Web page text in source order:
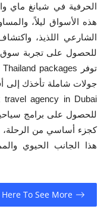
الحرفية في شيانغ ماي
هذه الأسواق ليلاً،
الشارعي اللذيذ،
للحصول على تجربة سوق
جولات شاملة تأخذك إلى
للحصول على برامج
كجزء أساسي من الرحلة،
هذا الجانب الحيوي
Here To See More